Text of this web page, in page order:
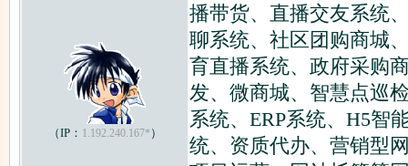
（IP： 1.192.240.167* ）
播带货、直播交友系统
聊系统、社区团购商城
育直播系统、政府采购
发、微商城、智慧点巡
系统、ERP系统、H5智
统、资质代办、营销型